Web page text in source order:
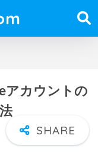
アカウントの